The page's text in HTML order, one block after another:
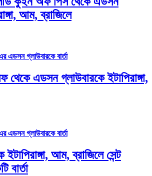
আম, ব্রাজিলে
এডসন গ্লাউবারকে বার্তা
থেকে এডসন গ্লাউবারকে ইটাপিরাঙ্গা,
এডসন গ্লাউবারকে বার্তা
আম, ব্রাজিলে সেন্ট
বার্তা